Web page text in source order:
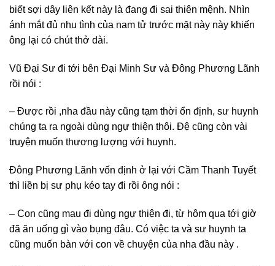
biết sợi dây liên kết này là đang đi sai thiên mệnh. Nhìn
ánh mắt đủ nhu tình của nam tử trước mặt này này khiến
ông lại có chút thở dài.
Vũ Đại Sư đi tới bên Đại Minh Sư và Đông Phương Lãnh
rồi nói :
– Được rồi ,nha đầu này cũng tạm thời ổn định, sư huynh
chúng ta ra ngoài dùng ngự thiện thôi. Đệ cũng còn vài
truyện muốn thương lượng với huynh.
Đông Phương Lãnh vốn định ở lại với Cầm Thanh Tuyết
thì liền bị sư phụ kéo tay đi rồi ông nói :
– Con cũng mau đi dùng ngự thiện đi, từ hôm qua tới giờ
đã ăn uống gì vào bụng đâu. Có việc ta và sư huynh ta
cũng muốn bàn với con về chuyện của nha đầu này .